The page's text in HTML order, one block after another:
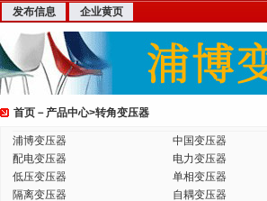
发布信息 企业黄页
首页 － 产品中心>转角变压器
浦博变压器 中国变压器
配电变压器
电力变压器
低压变压器
单相变压器
隔离变压器
自耦变压器